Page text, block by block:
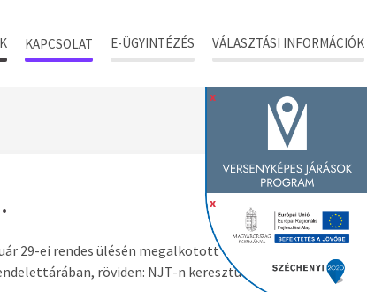
KAPCSOLAT E-ÜGYINTÉZÉS VÁLASZTÁSI INFORMÁCIÓK
x
x
29-ei rendes ülésén megalkotott
röviden: NJT-n keresztül